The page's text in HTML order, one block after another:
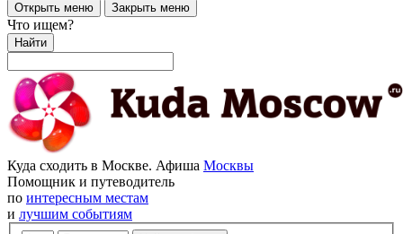
Открыть меню Закрыть меню
Что ищем?
Найти
Куда сходить в Москве. Афиша Москвы
Помощник и путеводитель
по интересным местам
и лучшим событиям